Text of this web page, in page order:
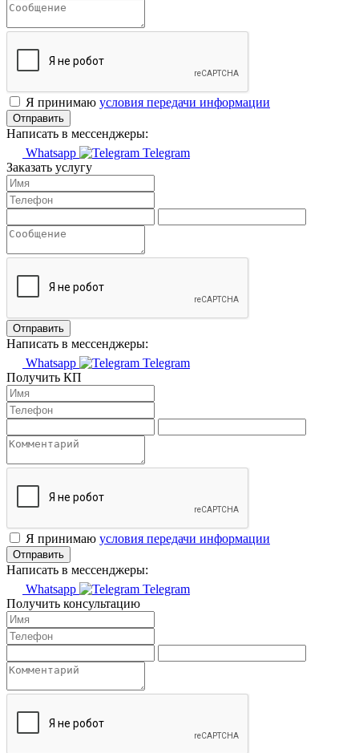
Я принимаю условия передачи информации
Отправить
Написать в мессенджеры:
Whatsapp
Telegram
Заказать услугу
Отправить
Написать в мессенджеры:
Whatsapp
Telegram
Получить КП
Я принимаю условия передачи информации
Отправить
Написать в мессенджеры:
Whatsapp
Telegram
Получить консультацию